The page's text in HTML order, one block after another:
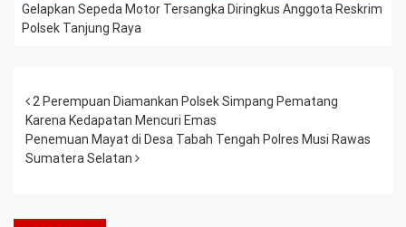
Gelapkan Sepeda Motor Tersangka Diringkus Anggota Reskrim
Polsek Tanjung Raya
Post navigation
2 Perempuan Diamankan Polsek Simpang Pematang
Karena Kedapatan Mencuri Emas
Penemuan Mayat di Desa Tabah Tengah Polres Musi Rawas
Sumatera Selatan